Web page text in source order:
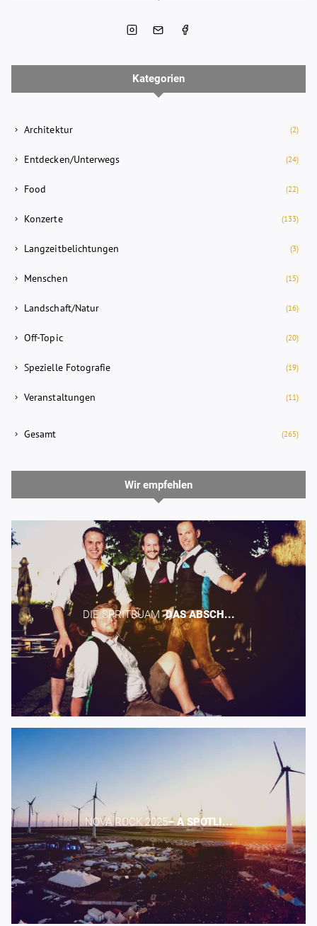
Kategorien
Architektur (2)
Entdecken/Unterwegs (24)
Food (22)
Konzerte (133)
Langzeitbelichtungen (3)
Menschen (15)
Landschaft/Natur (16)
Off-Topic (20)
Spezielle Fotografie (19)
Veranstaltungen (11)
Gesamt (265)
Wir empfehlen
DIE SPRITBUAM -​DAS ABSCH...
NOVA ROCK 2025​– A SPOTLI...